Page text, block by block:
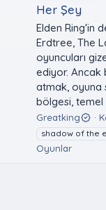
Her Şey
Elden Ring'in
Erdtree, The
oyuncuları
ediyor. Ancak
atmak, oyuna
bölgesi, temel
Greatking
shadow of the
Oyunlar